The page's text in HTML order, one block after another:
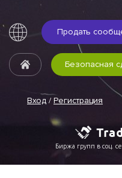
Продать
Вход / Регистрация
Безопасная
Биржа групп в соц.